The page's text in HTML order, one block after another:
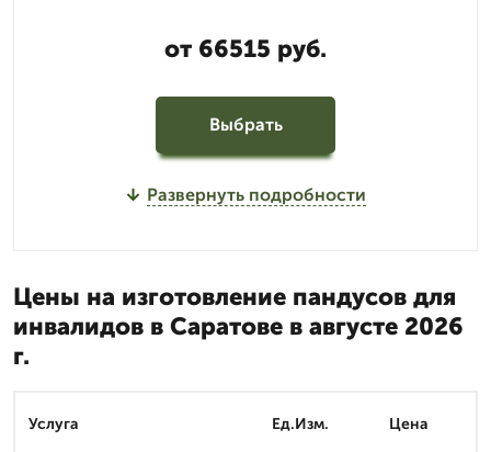
от 66515 руб.
Выбрать
Развернуть подробности
Цены на изготовление пандусов для
инвалидов в Саратове в августе 2026
г.
Услуга Ед.Изм. Цена